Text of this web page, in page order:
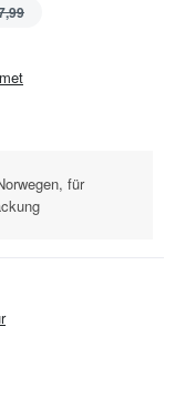
für